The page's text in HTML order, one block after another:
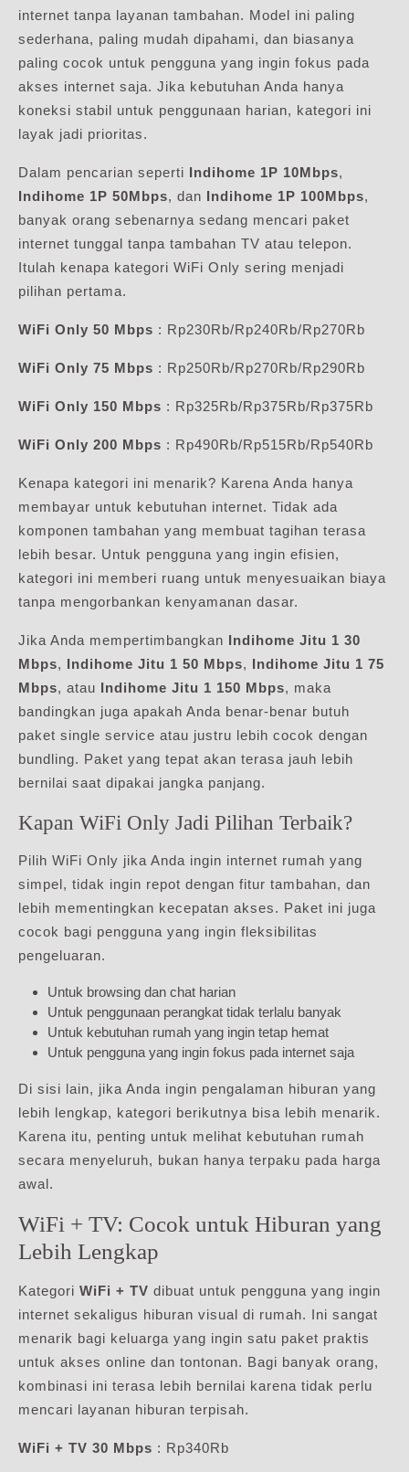
internet tanpa layanan tambahan. Model ini paling
sederhana, paling mudah dipahami, dan biasanya
paling cocok untuk pengguna yang ingin fokus pada
akses internet saja. Jika kebutuhan Anda hanya
koneksi stabil untuk penggunaan harian, kategori ini
layak jadi prioritas.
Dalam pencarian seperti Indihome 1P 10Mbps,
Indihome 1P 50Mbps, dan Indihome 1P 100Mbps,
banyak orang sebenarnya sedang mencari paket
internet tunggal tanpa tambahan TV atau telepon.
Itulah kenapa kategori WiFi Only sering menjadi
pilihan pertama.
WiFi Only 50 Mbps : Rp230Rb/Rp240Rb/Rp270Rb
WiFi Only 75 Mbps : Rp250Rb/Rp270Rb/Rp290Rb
WiFi Only 150 Mbps : Rp325Rb/Rp375Rb/Rp375Rb
WiFi Only 200 Mbps : Rp490Rb/Rp515Rb/Rp540Rb
Kenapa kategori ini menarik? Karena Anda hanya
membayar untuk kebutuhan internet. Tidak ada
komponen tambahan yang membuat tagihan terasa
lebih besar. Untuk pengguna yang ingin efisien,
kategori ini memberi ruang untuk menyesuaikan biaya
tanpa mengorbankan kenyamanan dasar.
Jika Anda mempertimbangkan
Indihome Jitu 1 30
Mbps, Indihome Jitu 1 50 Mbps,
Indihome Jitu 1 75
Mbps, atau Indihome Jitu 1 150 Mbps, maka
bandingkan juga apakah Anda benar-benar butuh
paket single service atau justru lebih cocok dengan
bundling. Paket yang tepat akan terasa jauh lebih
bernilai saat dipakai jangka panjang.
Kapan WiFi Only Jadi Pilihan Terbaik?
Pilih WiFi Only jika Anda ingin internet rumah yang
simpel, tidak ingin repot dengan fitur tambahan, dan
lebih mementingkan kecepatan akses. Paket ini juga
cocok bagi pengguna yang ingin fleksibilitas
pengeluaran.
Untuk browsing dan chat harian
Untuk penggunaan perangkat tidak terlalu banyak
Untuk kebutuhan rumah yang ingin tetap hemat
Untuk pengguna yang ingin fokus pada internet saja
Di sisi lain, jika Anda ingin pengalaman hiburan yang
lebih lengkap, kategori berikutnya bisa lebih menarik.
Karena itu, penting untuk melihat kebutuhan rumah
secara menyeluruh, bukan hanya terpaku pada harga
awal.
WiFi + TV: Cocok untuk Hiburan yang
Lebih Lengkap
Kategori WiFi + TV dibuat untuk pengguna yang ingin
internet sekaligus hiburan visual di rumah. Ini sangat
menarik bagi keluarga yang ingin satu paket praktis
untuk akses online dan tontonan. Bagi banyak orang,
kombinasi ini terasa lebih bernilai karena tidak perlu
mencari layanan hiburan terpisah.
WiFi + TV 30 Mbps : Rp340Rb